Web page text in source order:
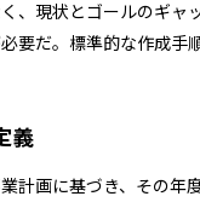
、現状とゴールのギャ
要だ。標準的な作成手
義
計画に基づき、その年